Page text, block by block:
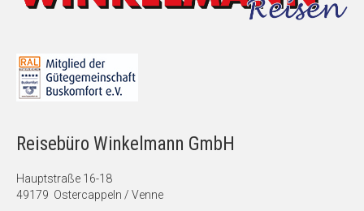
Reisebüro Winkelmann GmbH
Hauptstraße 16-18
49179 Ostercappeln / Venne